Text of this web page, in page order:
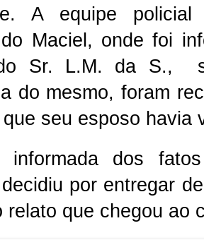
A equipe
Maciel, onde foi
Sr. L.M. da S.,
do mesmo, foram
seu esposo
informada dos
por entregar
relato que chegou ao